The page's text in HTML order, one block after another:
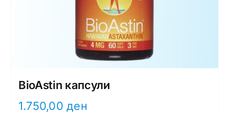
BioAstin капсули
1.750,00ден